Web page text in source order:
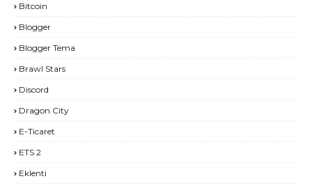
Bitcoin
Blogger
Blogger Tema
Brawl Stars
Discord
Dragon City
E-Ticaret
ETS 2
Eklenti